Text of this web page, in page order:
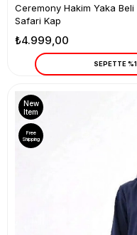
Ceremony Hakim Yaka
Safari Kap
₺4.999,00
SEPETTE
New
Item
Free
Shipping